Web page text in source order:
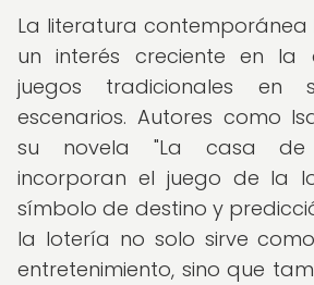
La literatura
un interés creciente en la
juegos tradicionales en
escenarios. Autores como
su novela "La casa de
incorporan el juego de la
símbolo de destino y
la lotería no solo sirve
entretenimiento, sino que